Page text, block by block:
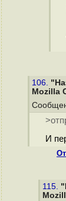
106.
Mozilla
И
115.